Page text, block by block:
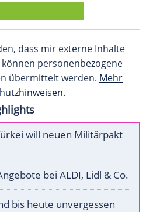
dass mir externe Inhalte
personenbezogene
übermittelt werden. Mehr
will neuen Militärpakt
bei ALDI, Lidl & Co.
bis heute unvergessen